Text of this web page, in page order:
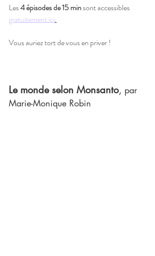
Les 4 épisodes de 15 min sont accessibles
gratuitement ici.
Vous auriez tort de vous en priver !
Le monde selon Monsanto, par
Marie-Monique Robin